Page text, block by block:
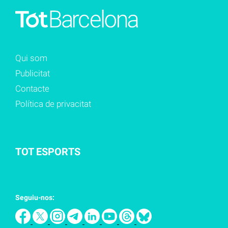
Qui som
Publicitat
Contacte
Política de privacitat
TOT ESPORTS
Seguiu-nos: